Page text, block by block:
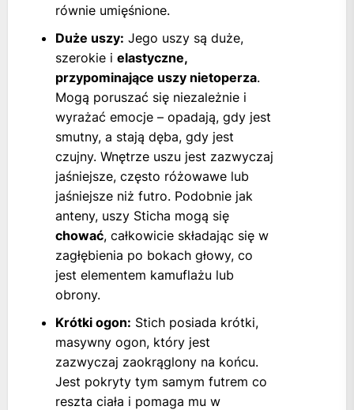
równie umięśnione.
Duże uszy: Jego uszy są duże,
szerokie i elastyczne,
przypominające uszy nietoperza.
Mogą poruszać się niezależnie i
wyrażać emocje – opadają, gdy jest
smutny, a stają dęba, gdy jest
czujny. Wnętrze uszu jest zazwyczaj
jaśniejsze, często różowawe lub
jaśniejsze niż futro. Podobnie jak
anteny, uszy Sticha mogą się
chować, całkowicie składając się w
zagłębienia po bokach głowy, co
jest elementem kamuflażu lub
obrony.
Krótki ogon: Stich posiada krótki,
masywny ogon, który jest
zazwyczaj zaokrąglony na końcu.
Jest pokryty tym samym futrem co
reszta ciała i pomaga mu w